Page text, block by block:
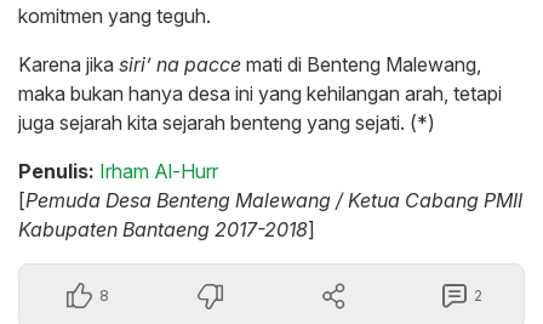
komitmen yang teguh.
Karena jika siri’ na pacce mati di Benteng Malewang,
maka bukan hanya desa ini yang kehilangan arah, tetapi
juga sejarah kita sejarah benteng yang sejati. (*)
Penulis: Irham Al-Hurr
[Pemuda Desa Benteng Malewang / Ketua Cabang PMII
Kabupaten Bantaeng 2017-2018]
8 2